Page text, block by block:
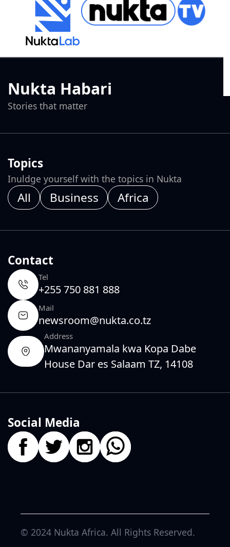
Nukta Habari
Stories that matter
Topics
Inuldge yourself with the topics in Nukta
All Business Africa
Contact
Tel
+255 750 881 888
Mail
newsroom@nukta.co.tz
Address
Mwananyamala kwa Kopa Dabe
House Dar es Salaam TZ, 14108
Social Media
© 2024 Nukta Africa. All Rights Reserved.